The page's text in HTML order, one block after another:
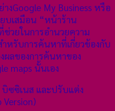
งGoogle My Business หรือ
บเสมือน “หน้าร้าน
วยในการอำนวยความ
หรับการค้นหาที่เกี่ยวข้องกับ
ผลของการค้นหาของ
maps นั้นเอง
บิซซิเนส และปรับแต่ง